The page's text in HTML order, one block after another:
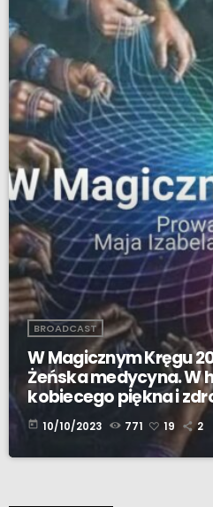
BROADCAST
W Magicznym Kręgu
Żeńska medycyna. W
kobiecego piękna i
today 10/10/2023 771 19 2